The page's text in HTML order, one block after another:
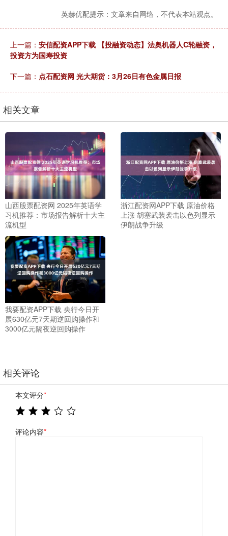
英赫优配提示：文章来自网络，不代表本站观点。
上一篇： 安信配资APP下载 【投融资动态】法奥机器人C轮融资，
投资方为国寿投资
下一篇： 点石配资网 光大期货：3月26日有色金属日报
相关文章
山西股票配资网 2025年英语学
习机推荐：市场报告解析十大主
流机型
浙江配资网APP下载 原油价格
上涨 胡塞武装袭击以色列显示
伊朗战争升级
我要配资APP下载 央行今日开
展630亿元7天期逆回购操作和
3000亿元隔夜逆回购操作
相关评论
本文评分*
评论内容*